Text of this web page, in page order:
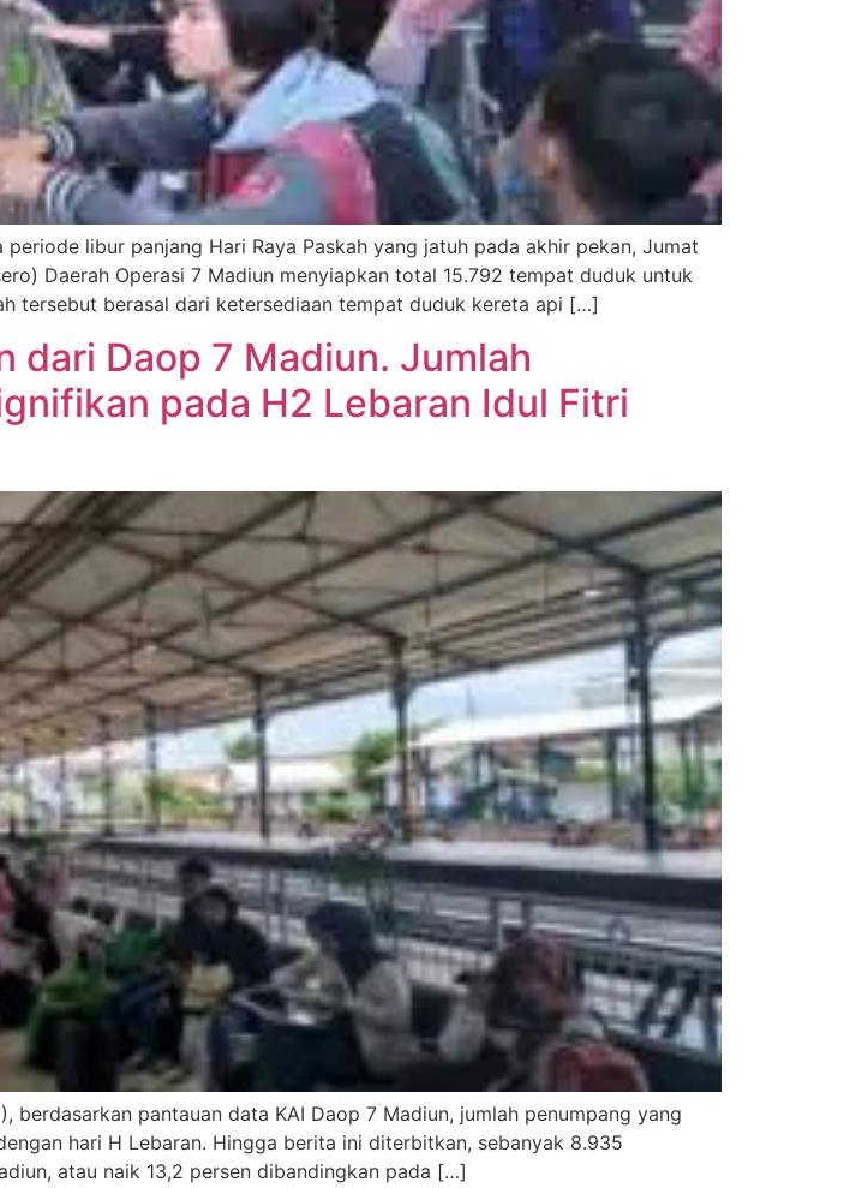
libur panjang Hari Raya Paskah yang jatuh pada akhir pekan, Jumat
Daerah Operasi 7 Madiun menyiapkan total 15.792 tempat duduk untuk
tersebut berasal dari ketersediaan tempat duduk kereta api […]
dari Daop 7 Madiun. Jumlah
pada H2 Lebaran Idul Fitri
pantauan data KAI Daop 7 Madiun, jumlah penumpang yang
hari H Lebaran. Hingga berita ini diterbitkan, sebanyak 8.935
atau naik 13,2 persen dibandingkan pada […]